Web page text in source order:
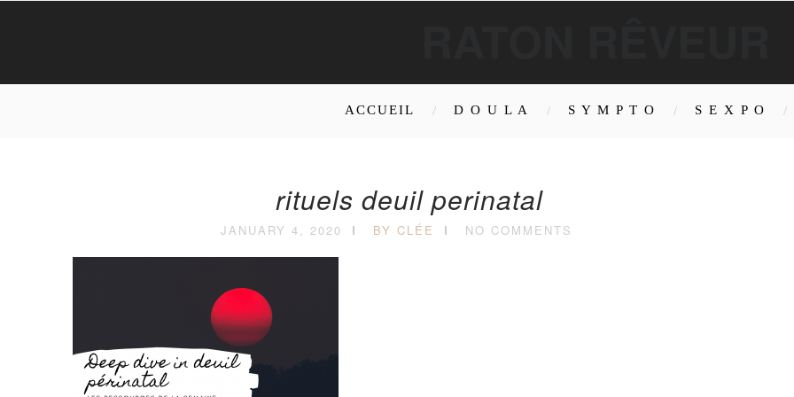
ACCUEIL D O U L A S Y M P T O S E X P O
rituels deuil perinatal
JANUARY 4, 2020 BY CLÉE NO COMMENTS